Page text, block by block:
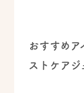
おすすめ
ストケアジ